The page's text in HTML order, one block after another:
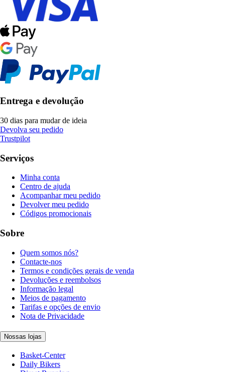
Entrega e devolução
30 dias para mudar de ideia
Devolva seu pedido
Trustpilot
Serviços
Minha conta
Centro de ajuda
Acompanhar meu pedido
Devolver meu pedido
Códigos promocionais
Sobre
Quem somos nós?
Contacte-nos
Termos e condições gerais de venda
Devoluções e reembolsos
Informação legal
Meios de pagamento
Tarifas e opções de envio
Nota de Privacidade
Nossas lojas
Basket-Center
Daily Bikers